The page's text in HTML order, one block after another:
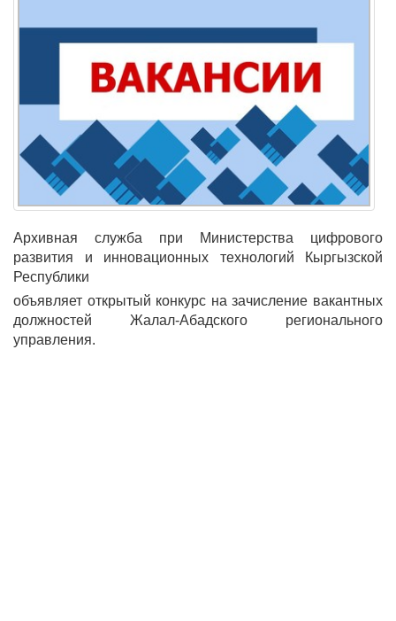
Архивная служба при Министерства цифрового
развития и инновационных технологий Кыргызской
Республики
объявляет открытый конкурс на зачисление вакантных
должностей Жалал-Абадского регионального
управления.